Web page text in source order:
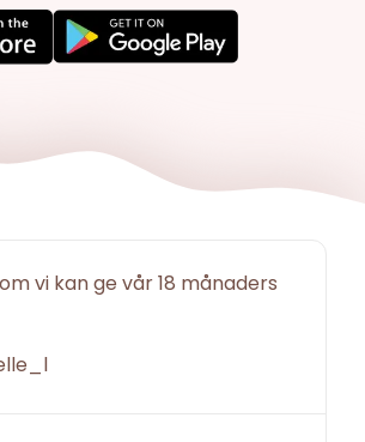
vi kan ge vår 18 månaders